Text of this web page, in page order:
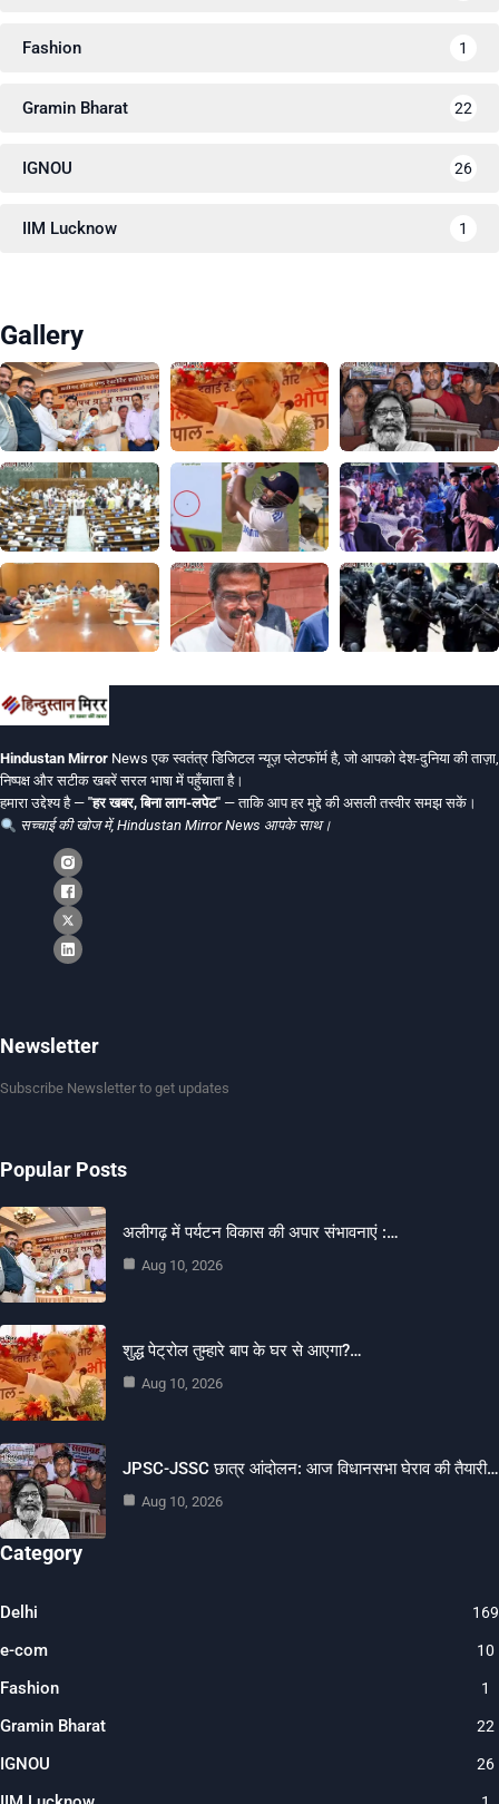
Fashion 1
Gramin Bharat 22
IGNOU 26
IIM Lucknow 1
Gallery
Hindustan Mirror News एक स्वतंत्र डिजिटल न्यूज़ प्लेटफॉर्म है, जो आपको देश-दुनिया की ताज़ा,
निष्पक्ष और सटीक खबरें सरल भाषा में पहुँचाता है।
हमारा उद्देश्य है — "हर खबर, बिना लाग-लपेट" — ताकि आप हर मुद्दे की असली तस्वीर समझ सकें।
सच्चाई की खोज में, Hindustan Mirror News आपके साथ।
Newsletter
Subscribe Newsletter to get updates
Popular Posts
अलीगढ़ में पर्यटन विकास की अपार संभावनाएं :…
Aug 10, 2026
शुद्ध पेट्रोल तुम्हारे बाप के घर से आएगा?…
Aug 10, 2026
JPSC-JSSC छात्र आंदोलन: आज विधानसभा घेराव की तैयारी…
Aug 10, 2026
Category
Delhi
e-com 10
Fashion 1
Gramin Bharat 22
IGNOU 26